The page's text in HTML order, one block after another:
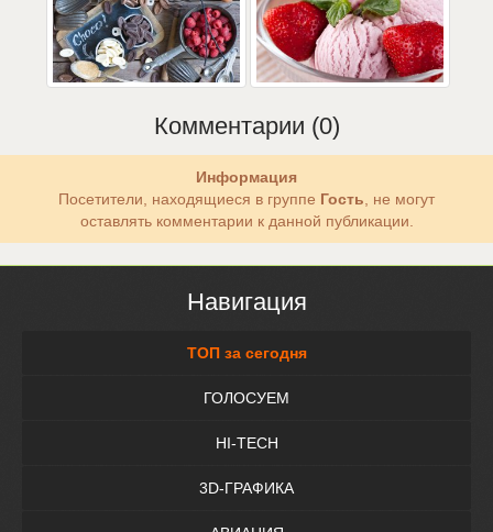
Комментарии (0)
Информация
Посетители, находящиеся в группе Гость , не могут
оставлять комментарии к данной публикации.
Навигация
ТОП за сегодня
ГОЛОСУЕМ
HI-TECH
3D-ГРАФИКА